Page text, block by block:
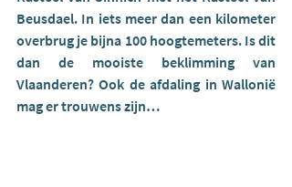
Beusdael. In iets meer dan een kilometer
overbrug je bijna 100 hoogtemeters. Is dit
dan de mooiste beklimming van
Vlaanderen? Ook de afdaling in Wallonië
mag er trouwens zijn…